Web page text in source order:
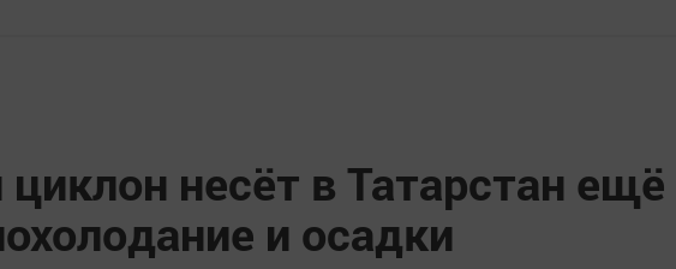
несёт в Татарстан ещё
и осадки